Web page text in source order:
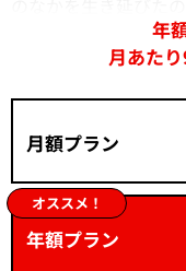
年
月あた
月額プラン
オススメ！
年額プラン